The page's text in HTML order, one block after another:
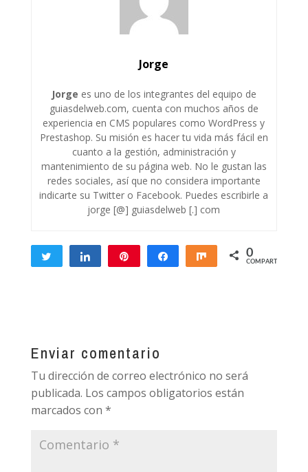
Jorge
Jorge es uno de los integrantes del equipo de
guiasdelweb.com, cuenta con muchos años de
experiencia en CMS populares como WordPress y
Prestashop. Su misión es hacer tu vida más fácil en
cuanto a la gestión, administración y
mantenimiento de su página web. No le gustan las
redes sociales, así que no considera importante
indicarte su Twitter o Facebook. Puedes escribirle a
jorge [@] guiasdelweb [.] com
Twittear Compartir Compartir Compartir
0
COMPARTIR
Enviar comentario
Tu dirección de correo electrónico no será
publicada. Los campos obligatorios están
marcados con *